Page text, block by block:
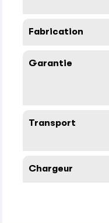
Fabrication
Garantie
Transport
Chargeur